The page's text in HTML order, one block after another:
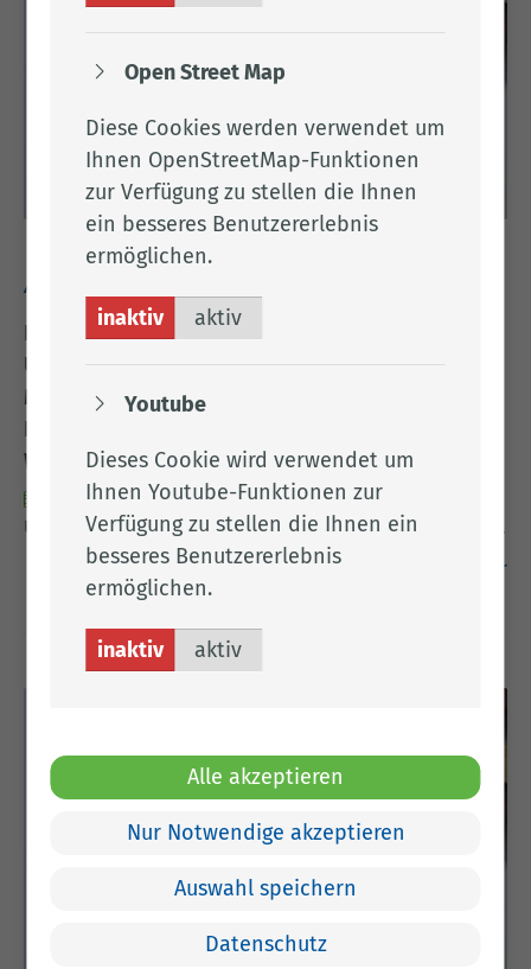
am Mittwoch, den 2. September 2026, von 18 bis 19.30
Uhr zu einem kostenfreien Informationsabend in
den Sitzungssaal 1 des Kreishauses
Cloppenburg (Eschstraße 29, 49661 Cloppenburg) ein.
Amtsblatt Nr. 84/2026 vom 24.07.2026
Bekanntmachung:
Unternehmensflurbereinigungsverfahren E233
Meppen Landkreise Emsland und Cloppenburg -
Ladung zur Einsichtnahme in die Ergebnisse der
Wertermittlung
24.07.2026- Im
Unternehmensflurbereinigungsverfahren E233 Meppen
werden hiermit gemäß § 32 Flurberei-nigungsgesetz
(FlurbG) in der zurzeit gültigen Fassung die Ergebnisse
Alles Weitere entnehmen Sie bitte dem beigefügten
Anhang.
weiter
Open Street Map
Diese Cookies werden verwendet um
Ihnen OpenStreetMap-Funktionen
zur Verfügung zu stellen die Ihnen
ein besseres Benutzererlebnis
ermöglichen.
inaktiv aktiv
Youtube
Dieses Cookie wird verwendet um
Ihnen Youtube-Funktionen zur
Verfügung zu stellen die Ihnen ein
besseres Benutzererlebnis
ermöglichen.
inaktiv aktiv
Alle akzeptieren
Nur Notwendige akzeptieren
Auswahl speichern
Datenschutz